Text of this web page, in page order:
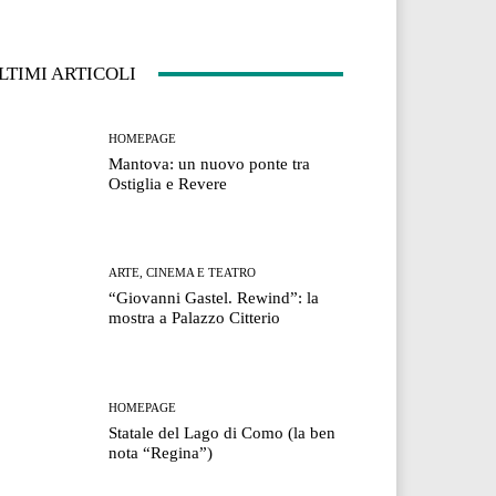
ARTICOLI
HOMEPAGE
Mantova: un nuovo ponte tra
Ostiglia e Revere
ARTE, CINEMA E TEATRO
“Giovanni Gastel. Rewind”: la
mostra a Palazzo Citterio
HOMEPAGE
Statale del Lago di Como (la ben
nota “Regina”)